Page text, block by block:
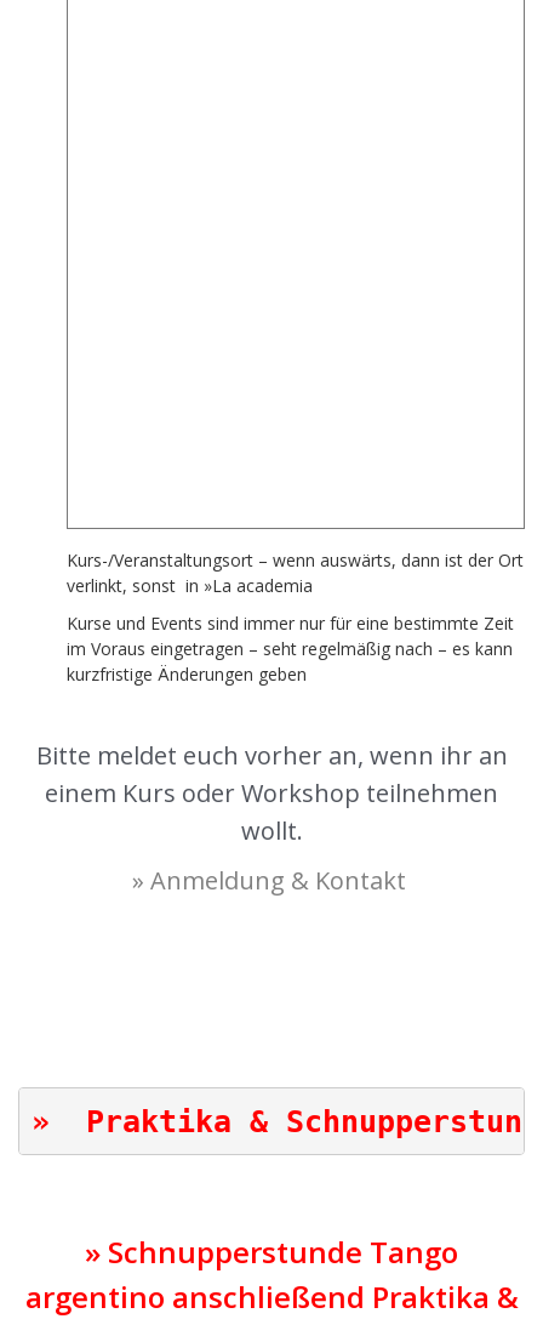
Kurs-/Veranstaltungsort – wenn auswärts, dann ist der Ort
verlinkt, sonst in »La academia
Kurse und Events sind immer nur für eine bestimmte Zeit
im Voraus eingetragen – seht regelmäßig nach – es kann
kurzfristige Änderungen geben
Bitte meldet euch vorher an, wenn ihr an
einem Kurs oder Workshop teilnehmen
wollt.
» Anmeldung & Kontakt
»  Praktika &
» Schnupperstunde Tango
argentino anschließend Praktika &